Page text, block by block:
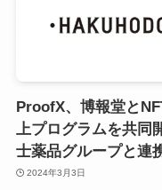
ProofX、博報堂と
上プログラムを共同
士薬品グループと連
2024年3月3日